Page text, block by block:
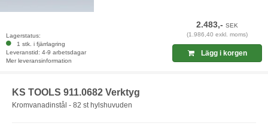
Lagerstatus:
1 stk. i fjärrlagring
Leveranstid: 4-9 arbetsdagar
Mer leveransinformation
2.483,-SEK
(1.986,40 exkl. moms)
Lägg i korgen
KS TOOLS 911.0682 Verktyg
Kromvanadinstål - 82 st hylshuvuden